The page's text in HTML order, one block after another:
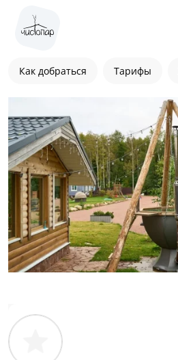
Как добраться Тарифы